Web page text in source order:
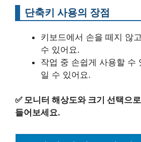
단축키 사용의 장점
키보드에서 손을 떼지 않
수 있어요.
작업 중 손쉽게 사용할 수
일 수 있어요.
✅ 모니터 해상도와 크기 선택으
들어보세요.